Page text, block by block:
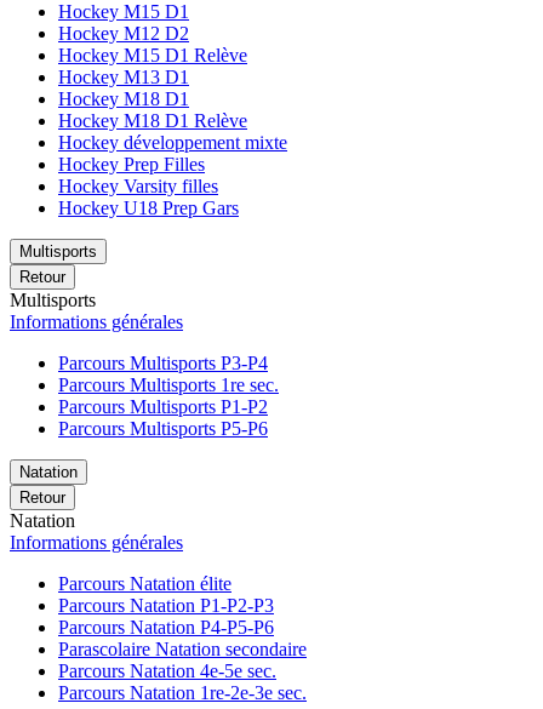
Hockey M15 D1
Hockey M12 D2
Hockey M15 D1 Relève
Hockey M13 D1
Hockey M18 D1
Hockey M18 D1 Relève
Hockey développement mixte
Hockey Prep Filles
Hockey Varsity filles
Hockey U18 Prep Gars
Multisports
Retour
Multisports
Informations générales
Parcours Multisports P3-P4
Parcours Multisports 1re sec.
Parcours Multisports P1-P2
Parcours Multisports P5-P6
Natation
Retour
Natation
Informations générales
Parcours Natation élite
Parcours Natation P1-P2-P3
Parcours Natation P4-P5-P6
Parascolaire Natation secondaire
Parcours Natation 4e-5e sec.
Parcours Natation 1re-2e-3e sec.